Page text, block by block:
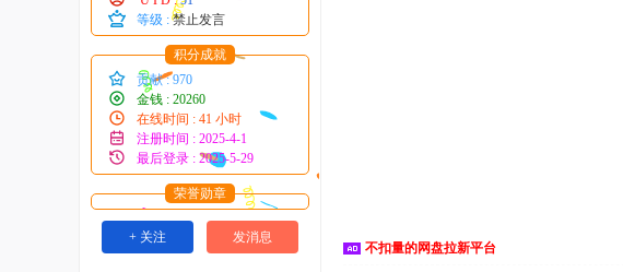
等级 :禁止发言
积分成就
贡献 : 970
金钱 : 20260
在线时间 : 41 小时
注册时间 : 2025-4-1
最后登录 : 2025-5-29
荣誉勋章
+ 关注 发消息
不扣量的网盘拉新平台